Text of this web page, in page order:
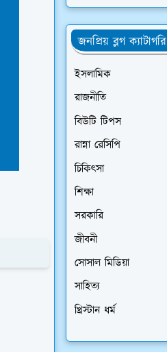
জনপ্রিয় ব্লগ ক্যাটাগরি
ইসলামিক
রাজনীতি
বিউটি টিপস
রান্না রেসিপি
চিকিৎসা
শিক্ষা
সরকারি
জীবনী
সোসাল মিডিয়া
সাহিত্য
খ্রিস্টান ধর্ম